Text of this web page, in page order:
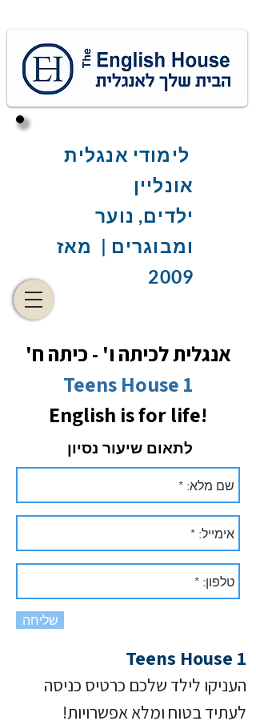
לימודי אנגלית
אונליין
ילדים, נוער
ומבוגרים | מאז
2009
'אנגלית לכיתה ו' - כיתה ח
Teens House 1
English is for life!
לתאום שיעור נסיון
שליחה
Teens House 1
העניקו לילד שלכם כרטיס כניסה
לעתיד בטוח ומלא אפשרויות!